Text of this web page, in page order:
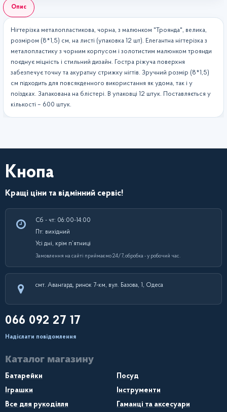
Опис
Нігтерізка металопластикова, чорна, з малюнком "Троянда", велика,
розміром (8*1,5) см, на листі (упаковка 12 шт). Елегантна нігтерізка з
металопластику з чорним корпусом і золотистим малюнком троянди
поєднує міцність і стильний дизайн. Гостра ріжуча поверхня
забезпечує точну та акуратну стрижку нігтів. Зручний розмір (8*1,5)
см підходить для повсякденного використання як удома, так і у
поїздках. Запакована на блістері. В упаковці 12 штук. Поставляється у
кількості – 600 штук.
Кнопа
Кращі ціни та відмінний сервіс!
Сб - чт: 06:00-14:00
Пт: вихідний
Усі дні, крім п’ятниці
Замовлення на сайті приймаємо 24/7, обробка - у робочий час.
смт. Авангард, ринок 7-км, вул. Базова, 1, Одеса
066 092 27 17
Надіслати повідомлення
Каталог магазину
Батарейки
Посуд
Іграшки
Інструменти
Все для рукоділля
Гаманці та аксесуари